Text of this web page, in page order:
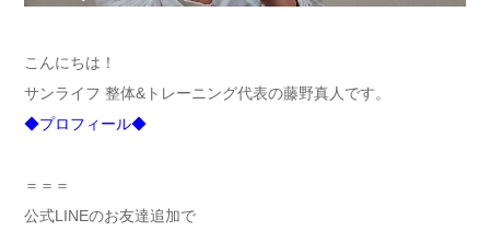
こんにちは！
サンライフ 整体&トレーニング代表の藤野真人です。
◆プロフィール◆
＝＝＝
公式LINEのお友達追加で